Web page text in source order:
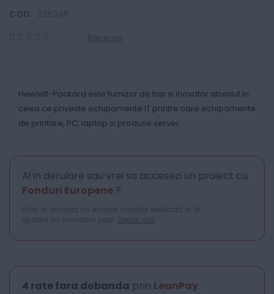
Hewlett-Packard este furnizor de top si inovator absolut in
ceea ce priveste echipamente IT printre care echipamente
de printare, PC, laptop si produse server.
Ai in derulare sau vrei sa accesezi un proiect cu
Fonduri Europene ?
Intra in contact cu echipa noastra dedicata si te
ajutam cu urmatorii pasi. Detalii aici
4 rate fara dobanda prin LeanPay.